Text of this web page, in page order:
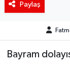
Paylaş
Bayram